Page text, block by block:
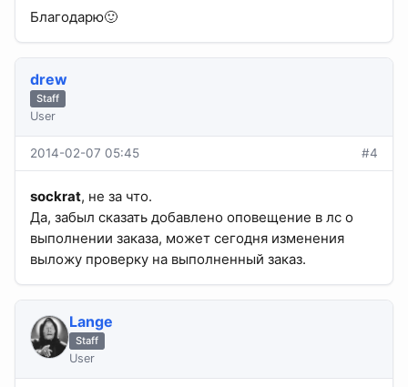
Благодарю🙂
drew
Staff
User
2014-02-07 05:45 #4
sockrat, не за что.
Да, забыл сказать добавлено оповещение в лс о
выполнении заказа, может сегодня изменения
выложу проверку на выполненный заказ.
Lange
Staff
User